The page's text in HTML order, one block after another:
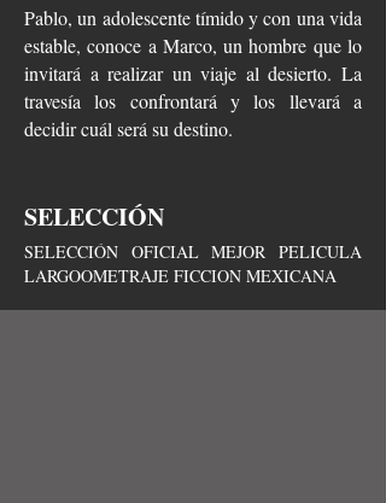
Pablo, un adolescente tímido y con una vida
estable, conoce a Marco, un hombre que lo
invitará a realizar un viaje al desierto. La
travesía los confrontará y los llevará a
decidir cuál será su destino.
SELECCIÓN
SELECCIÓN OFICIAL MEJOR PELICULA
LARGOOMETRAJE FICCION MEXICANA